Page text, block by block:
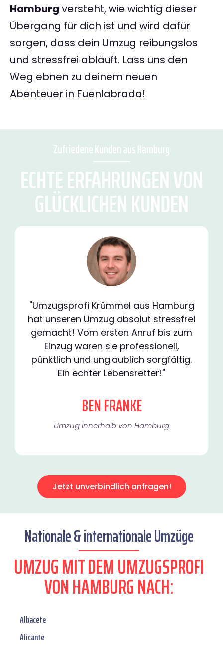
Hamburg versteht, wie wichtig dieser
Übergang für dich ist und wird dafür
sorgen, dass dein Umzug reibungslos
und stressfrei abläuft. Lass uns den
Weg ebnen zu deinem neuen
Abenteuer in Fuenlabrada!
Zufriedene Kunden aus Hamburg
ECHTE ERFAHRUNGEN VON
GLÜCKLICHEN KUNDEN
"Umzugsprofi Krümmel aus Hamburg
hat unseren Umzug absolut stressfrei
gemacht! Vom ersten Anruf bis zum
Einzug waren sie professionell,
pünktlich und unglaublich sorgfältig.
Ein echter Lebensretter!"
BEN FRANKE
Umzug innerhalb von Hamburg​
Jetzt unverbindlich anfragen!
Nationale & internationale Umzüge
UMZUG MIT DEM UMZUGSPROFI
VON HAMBURG NACH:
Albacete
Alicante